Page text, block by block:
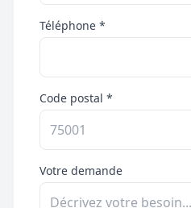
Téléphone *
Code postal *
Votre demande